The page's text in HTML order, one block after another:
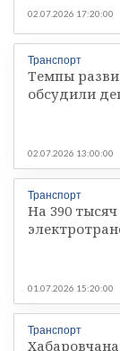
02.07.2026 17:20:00
Транспорт
Темпы
обсудили
02.07.2026 13:00:00
Транспорт
На 390
01.07.2026 15:20:00
Транспорт